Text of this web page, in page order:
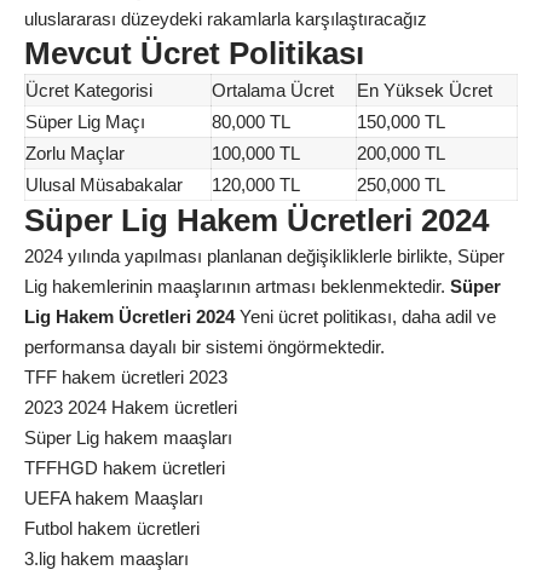
uluslararası düzeydeki rakamlarla karşılaştıracağız
Mevcut Ücret Politikası
Ücret Kategorisi Ortalama Ücret
En Yüksek Ücret
Süper Lig Maçı
80,000 TL
150,000 TL
Zorlu Maçlar
100,000 TL
200,000 TL
Ulusal Müsabakalar
120,000 TL 250,000 TL
Süper Lig Hakem Ücretleri 2024
2024 yılında yapılması planlanan değişikliklerle birlikte, Süper
Lig hakemlerinin maaşlarının artması beklenmektedir. Süper
Lig Hakem Ücretleri 2024Yeni ücret politikası, daha adil ve
performansa dayalı bir sistemi öngörmektedir.
TFF hakem ücretleri 2023
2023 2024 Hakem ücretleri
Süper Lig hakem maaşları
TFFHGD hakem ücretleri
UEFA hakem Maaşları
Futbol hakem ücretleri
3.lig hakem maaşları